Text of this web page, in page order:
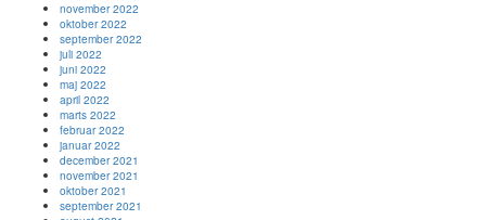
november 2022
oktober 2022
september 2022
juli 2022
juni 2022
maj 2022
april 2022
marts 2022
februar 2022
januar 2022
december 2021
november 2021
oktober 2021
september 2021